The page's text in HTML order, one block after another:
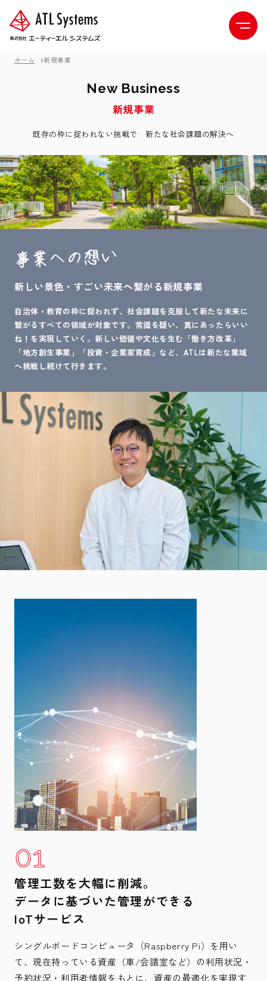
ホーム 新規事業
New Business
新規事業
既存の枠に捉われない挑戦で 新たな社会課題の解決へ
事業への想い
新しい景色・すごい未来へ繋がる新規事業
自治体・教育の枠に捉われず、社会課題を克服して新たな未来に
繋がるすべての領域が対象です。常識を疑い、真にあったらいい
ね！を実現していく。新しい価値や文化を生む「働き方改革」
「地方創生事業」「投資・企業家育成」など、ATLは新たな業域
へ挑戦し続けて行きます。
管理工数を大幅に削減。
データに基づいた管理ができる
IoTサービス
シングルボードコンピュータ（Raspberry Pi）を用い
て、現在持っている資産（車/会議室など）の利用状況・
予約状況・利用者情報をもとに、資産の最適化を実現す